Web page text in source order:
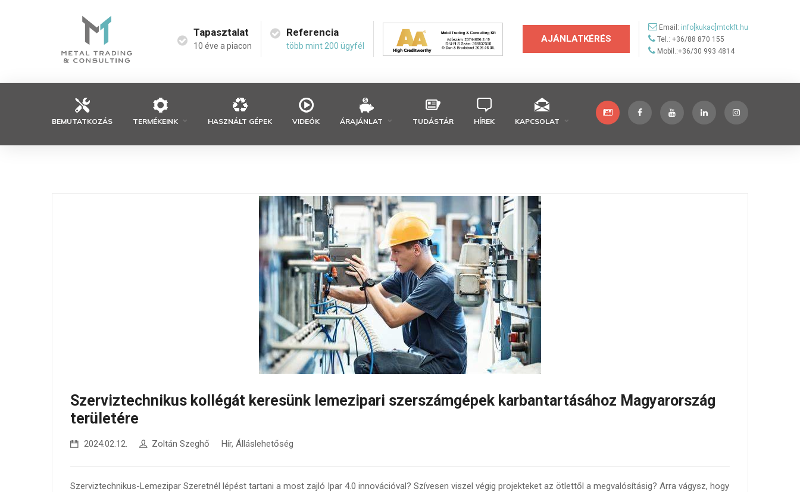
Tapasztalat
10 éve a piacon
Referencia
több mint 200 ügyfél
AJÁNLATKÉRÉS
Email: info[kukac]mtckft.hu
Tel.: +36/88 870 155
Mobil.:+36/30 993 4814
BEMUTATKOZÁS TERMÉKEINK HASZNÁLT GÉPEK VIDEÓK ÁRAJÁNLAT TUDÁSTÁR HÍREK KAPCSOLAT
Szerviztechnikus kollégát keresünk lemezipari szerszámgépek karbantartásához Magyarország
területére
2024.02.12. Zoltán Szeghő Hír, Álláslehetőség
Szerviztechnikus-Lemezipar Szeretnél lépést tartani a most zajló Ipar 4.0 innovációval? Szívesen viszel végig projekteket az ötlettől a megvalósításig? Arra vágysz, hogy